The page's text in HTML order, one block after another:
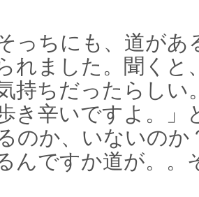
っちにも、道が
れました。聞くと
持ちだったらし
き辛いですよ。」
のか、いないの
んですか道が。。